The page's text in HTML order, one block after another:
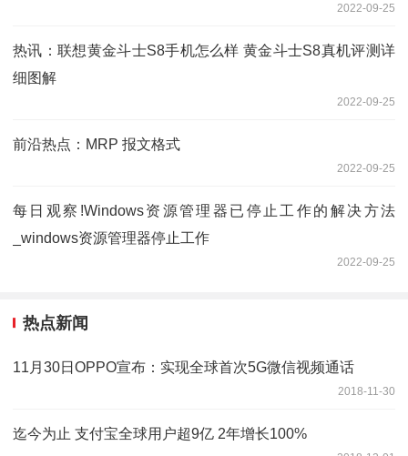
2022-09-25
热讯：联想黄金斗士S8手机怎么样 黄金斗士S8真机评测详
细图解
2022-09-25
前沿热点：MRP 报文格式
2022-09-25
每日观察!Windows资源管理器已停止工作的解决方法
_windows资源管理器停止工作
2022-09-25
热点新闻
11月30日OPPO宣布：实现全球首次5G微信视频通话
2018-11-30
迄今为止 支付宝全球用户超9亿 2年增长100%